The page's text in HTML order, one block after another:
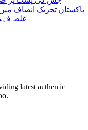
سے
نامزد
غلط
latest authentic